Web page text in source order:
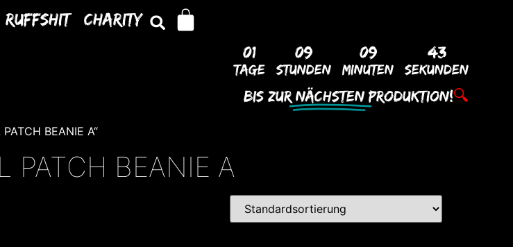
Ruffshit
Charity
01
Tage
09
Stunden
09
Minuten
43
Sekunden
Bis ZurNächsten Produktion!🔍
BEANIE A“
PATCH BEANIE A